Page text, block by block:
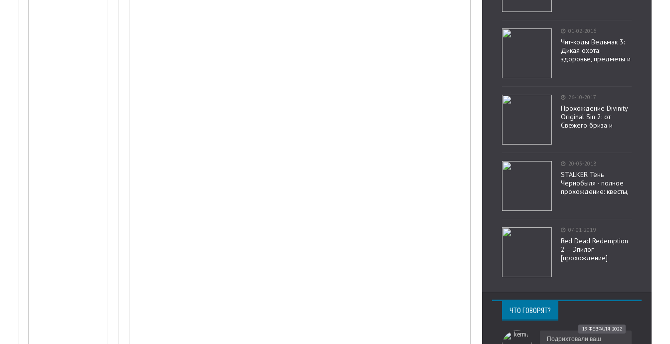
01-02-2016
Чит-коды Ведьмак 3:
Дикая охота:
здоровье, предметы и
26-10-2017
Прохождение Divinity
Original Sin 2: от
Свежего бриза и
20-03-2018
STALKER Тень
Чернобыля - полное
прохождение: квесты,
07-01-2019
Red Dead Redemption
2 – Эпилог
[прохождение]
ЧТО ГОВОРЯТ?
19 ФЕВРАЛЯ 2022
Подрихтовали ваш